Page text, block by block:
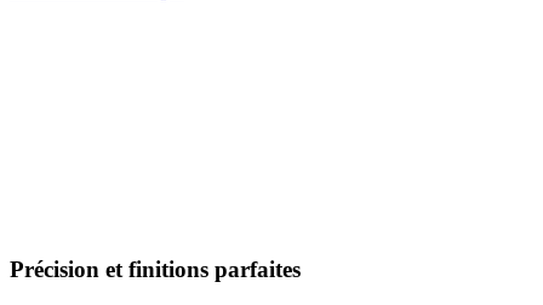
Précision et finitions parfaites